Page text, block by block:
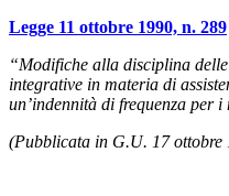
Legge 11 ottobre 1990, n. 289
“Modifiche alla disciplina
integrative in materia di
un’indennità di frequenza per
(Pubblicata in G.U. 17 ottobre